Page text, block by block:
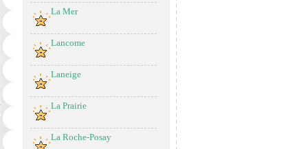
La Mer
Lancome
Laneige
La Prairie
La Roche-Posay